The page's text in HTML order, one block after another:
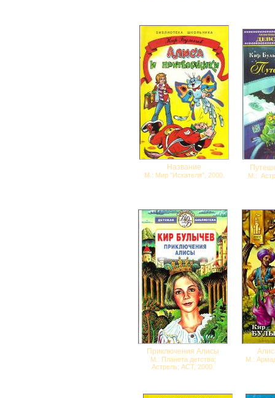
Название
М.: Мир "Искателя", 2000. М.:
Приключения Алисы
М.: Планета детства;
Астрель; АСТ, 2000.
М.: